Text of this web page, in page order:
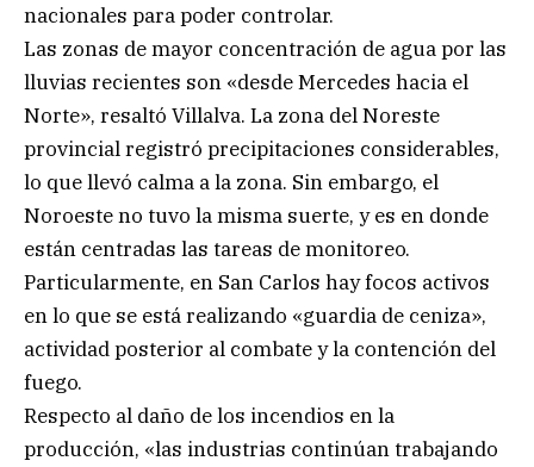
nacionales para poder controlar.
Las zonas de mayor concentración de agua por las
lluvias recientes son «desde Mercedes hacia el
Norte», resaltó Villalva. La zona del Noreste
provincial registró precipitaciones considerables,
lo que llevó calma a la zona. Sin embargo, el
Noroeste no tuvo la misma suerte, y es en donde
están centradas las tareas de monitoreo.
Particularmente, en San Carlos hay focos activos
en lo que se está realizando «guardia de ceniza»,
actividad posterior al combate y la contención del
fuego.
Respecto al daño de los incendios en la
producción, «las industrias continúan trabajando